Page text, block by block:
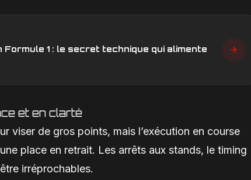
1 : le secret technique qui alimente
et en clarté
viser de gros points, mais l’exécution en course
place en retrait. Les arrêts aux stands, le timing
irréprochables.